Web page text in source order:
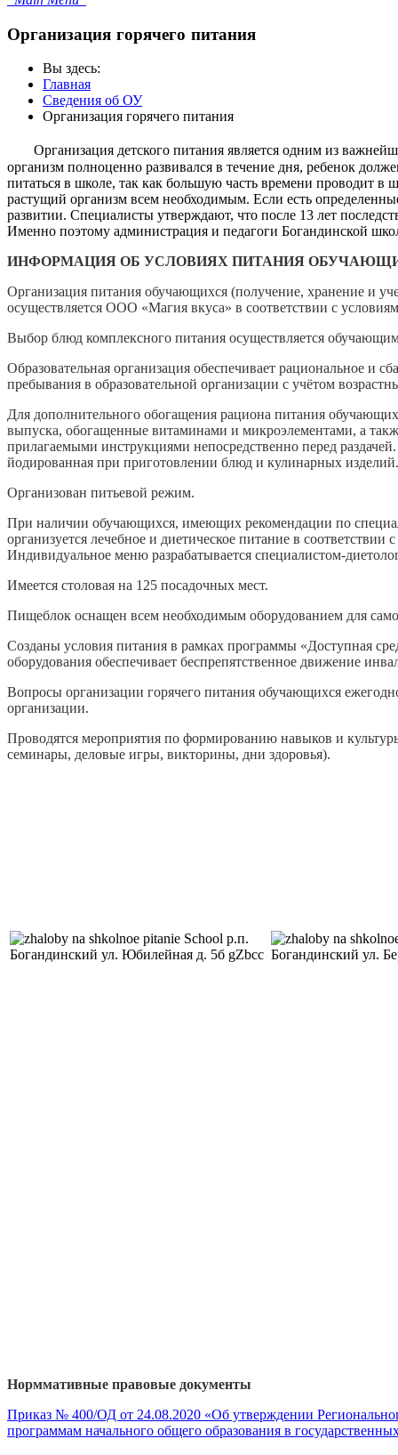
Организация горячего питания
Вы здесь:
Главная
Сведения об ОУ
Организация горячего питания
Организация детского питания является одним из
организм полноценно развивался в течение дня, ребенок
питаться в школе, так как большую часть времени проводит в
растущий организм всем необходимым. Если есть
развитии. Специалисты утверждают, что после 13 лет
Именно поэтому администрация и педагоги Богандинской
ИНФОРМАЦИЯ ОБ УСЛОВИЯХ ПИТАНИЯ
Организация питания обучающихся (получение, хранение и
осуществляется ООО «Магия вкуса» в соответствии с
Выбор блюд комплексного питания осуществляется
Образовательная организация обеспечивает рациональное и
пребывания в образовательной организации с учётом
Для дополнительного обогащения рациона питания
выпуска, обогащенные витаминами и микроэлементами, а
прилагаемыми инструкциями непосредственно перед
йодированная при приготовлении блюд и кулинарных изделий.
Организован питьевой режим.
При наличии обучающихся, имеющих рекомендации по
организуется лечебное и диетическое питание в
Индивидуальное меню разрабатывается специалистом-
Имеется столовая на 125 посадочных мест.
Пищеблок оснащен всем необходимым оборудованием для
Созданы условия питания в рамках программы «Доступная
оборудования обеспечивает беспрепятственное движение
Вопросы организации горячего питания обучающихся
организации.
Проводятся мероприятия по формированию навыков и
семинары, деловые игры, викторины, дни здоровья).
Норммативные правовые документы
Приказ № 400/ОД от 24.08.2020 «Об утверждении
программам начального общего образования в